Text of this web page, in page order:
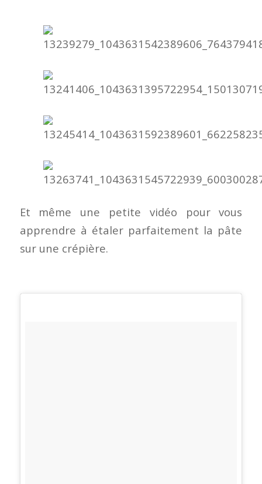
Et même une petite vidéo pour vous
apprendre à étaler parfaitement la pâte
sur une crépière.